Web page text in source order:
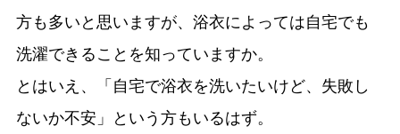
方も多いと思いますが、浴衣によっては自宅でも
洗濯できることを知っていますか。
とはいえ、「自宅で浴衣を洗いたいけど、失敗し
ないか不安」という方もいるはず。